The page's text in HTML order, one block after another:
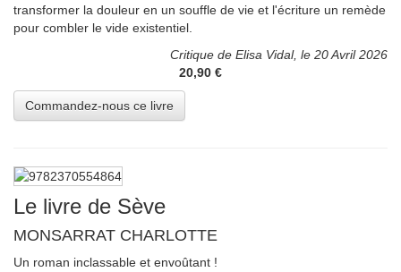
transformer la douleur en un souffle de vie et l'écriture un remède
pour combler le vide existentiel.
Critique de Elisa Vidal, le 20 Avril 2026
20,90 €
Le livre de Sève
MONSARRAT CHARLOTTE
Un roman inclassable et envoûtant !